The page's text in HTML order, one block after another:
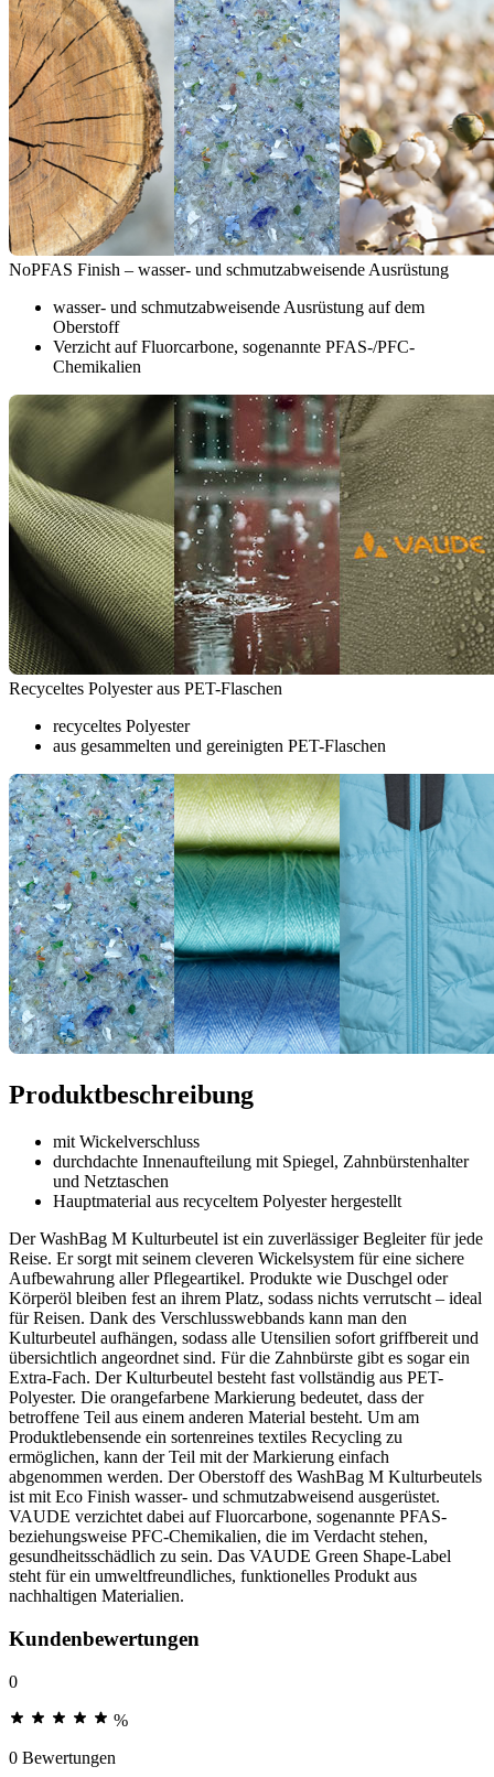
NoPFAS Finish – wasser- und schmutzabweisende Ausrüstung
wasser- und schmutzabweisende Ausrüstung auf dem
Oberstoff
Verzicht auf Fluorcarbone, sogenannte PFAS-/PFC-
Chemikalien
Recyceltes Polyester aus PET-Flaschen
recyceltes Polyester
aus gesammelten und gereinigten PET-Flaschen
Produktbeschreibung
mit Wickelverschluss
durchdachte Innenaufteilung mit Spiegel, Zahnbürstenhalter
und Netztaschen
Hauptmaterial aus recyceltem Polyester hergestellt
Der WashBag M Kulturbeutel ist ein zuverlässiger Begleiter für jede
Reise. Er sorgt mit seinem cleveren Wickelsystem für eine sichere
Aufbewahrung aller Pflegeartikel. Produkte wie Duschgel oder
Körperöl bleiben fest an ihrem Platz, sodass nichts verrutscht – ideal
für Reisen. Dank des Verschlusswebbands kann man den
Kulturbeutel aufhängen, sodass alle Utensilien sofort griffbereit und
übersichtlich angeordnet sind. Für die Zahnbürste gibt es sogar ein
Extra-Fach. Der Kulturbeutel besteht fast vollständig aus PET-
Polyester. Die orangefarbene Markierung bedeutet, dass der
betroffene Teil aus einem anderen Material besteht. Um am
Produktlebensende ein sortenreines textiles Recycling zu
ermöglichen, kann der Teil mit der Markierung einfach
abgenommen werden. Der Oberstoff des WashBag M Kulturbeutels
ist mit Eco Finish wasser- und schmutzabweisend ausgerüstet.
VAUDE verzichtet dabei auf Fluorcarbone, sogenannte PFAS-
beziehungsweise PFC-Chemikalien, die im Verdacht stehen,
gesundheitsschädlich zu sein. Das VAUDE Green Shape-Label
steht für ein umweltfreundliches, funktionelles Produkt aus
nachhaltigen Materialien.
Kundenbewertungen
0
%
0 Bewertungen